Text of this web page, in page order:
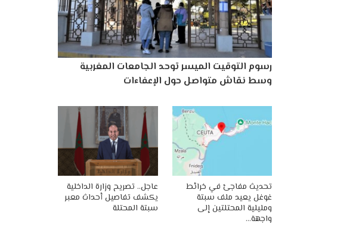
رسوم التوقيت الميسر توحد الجامعات المغربية
وسط نقاش متواصل حول الإعفاءات
تحديث مفاجئ في خرائط
غوغل يعيد ملف سبتة
ومليلية المحتلتين إلى
واجهة…
عاجل.. تصريح وزارة الداخلية
يكشف تفاصيل أحداث معبر
سبتة المحتلة